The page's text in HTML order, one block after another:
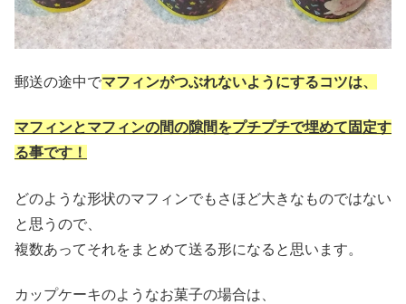
郵送の途中でマフィンがつぶれないようにするコツは、
マフィンとマフィンの間の隙間をプチプチで埋めて固定す
る事です！
どのような形状のマフィンでもさほど大きなものではない
と思うので、
複数あってそれをまとめて送る形になると思います。
カップケーキのようなお菓子の場合は、